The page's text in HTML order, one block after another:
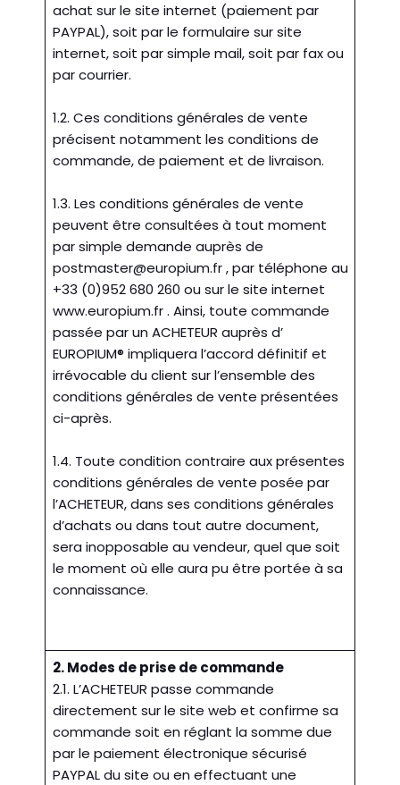
achat sur le site internet (paiement par
PAYPAL), soit par le formulaire sur site
internet, soit par simple mail, soit par fax ou
par courrier.
1.2. Ces conditions générales de vente
précisent notamment les conditions de
commande, de paiement et de livraison.
1.3. Les conditions générales de vente
peuvent être consultées à tout moment
par simple demande auprès de
postmaster@europium.fr, par téléphone au
+33 (0)952 680 260 ou sur le site internet
www.europium.fr . Ainsi, toute commande
passée par un ACHETEUR auprès d’
EUROPIUM® impliquera l’accord définitif et
irrévocable du client sur l’ensemble des
conditions générales de vente présentées
ci-après.
1.4. Toute condition contraire aux présentes
conditions générales de vente posée par
l’ACHETEUR, dans ses conditions générales
d’achats ou dans tout autre document,
sera inopposable au vendeur, quel que soit
le moment où elle aura pu être portée à sa
connaissance.
2. Modes de prise de commande
2.1. L’ACHETEUR passe commande
directement sur le site web et confirme sa
commande soit en réglant la somme due
par le paiement électronique sécurisé
PAYPAL du site ou en effectuant une